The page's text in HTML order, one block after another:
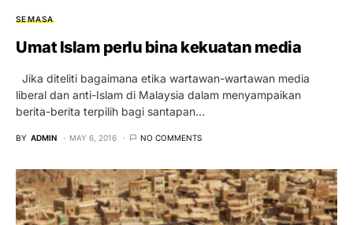
SEMASA
Umat Islam perlu bina kekuatan media
Jika diteliti bagaimana etika wartawan-wartawan media
liberal dan anti-Islam di Malaysia dalam menyampaikan
berita-berita terpilih bagi santapan…
BY ADMIN MAY 6, 2016 NO COMMENTS